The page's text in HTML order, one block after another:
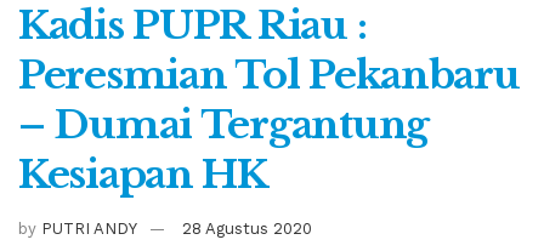
Kadis PUPR Riau :
Peresmian Tol Pekanbaru
– Dumai Tergantung
Kesiapan HK
by PUTRI ANDY 28 Agustus 2020